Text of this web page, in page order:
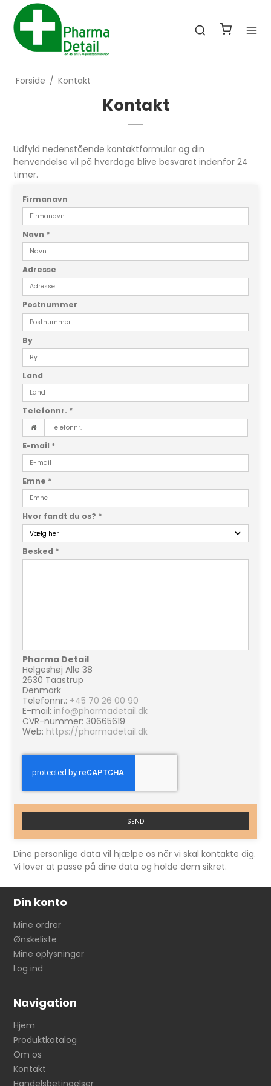
Forside / Kontakt
Kontakt
Udfyld nedenstående kontaktformular og din
henvendelse vil på hverdage blive besvaret indenfor 24
timer.
Firmanavn
Navn *
Adresse
Postnummer
By
Land
Telefonnr. *
E-mail *
Emne *
Hvor fandt du os? *
Besked *
Pharma Detail
Helgeshøj Alle 38
2630 Taastrup
Denmark
Telefonnr.: +45 70 26 00 90
E-mail: info@pharmadetail.dk
CVR-nummer: 30665619
Web: https://pharmadetail.dk
SEND
Dine personlige data vil hjælpe os når vi skal kontakte dig.
Vi lover at passe på dine data og holde dem sikret.
Din konto
Mine ordrer
Ønskeliste
Mine oplysninger
Log ind
Navigation
Hjem
Produktkatalog
Om os
Kontakt